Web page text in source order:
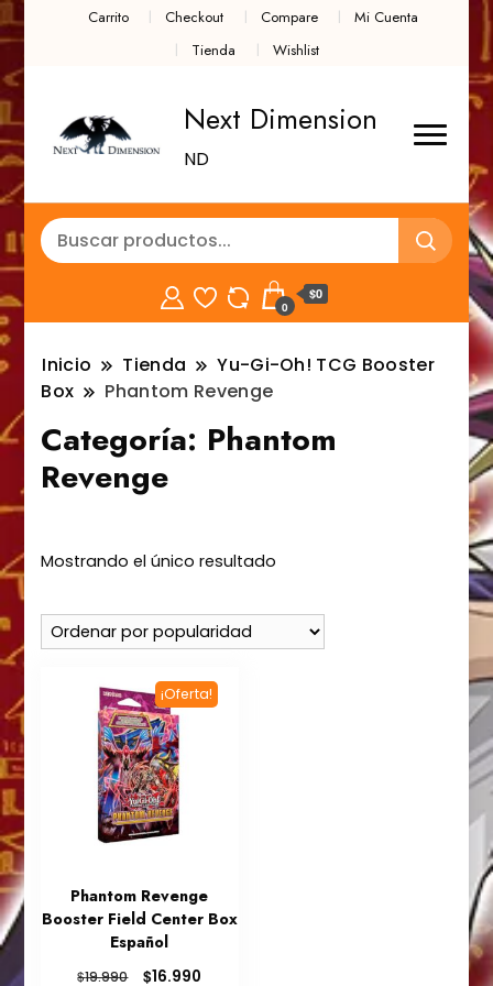
Carrito Checkout Compare
Mi Cuenta
Tienda
Wishlist
Next Dimension
ND
0
$0
Inicio Tienda
Yu-Gi-Oh! TCG Booster
Box
Phantom Revenge
Categoría: Phantom
Revenge
Mostrando el único resultado
¡Oferta!
Phantom Revenge
Booster Field Center Box
Español
$19.990
El$16.990